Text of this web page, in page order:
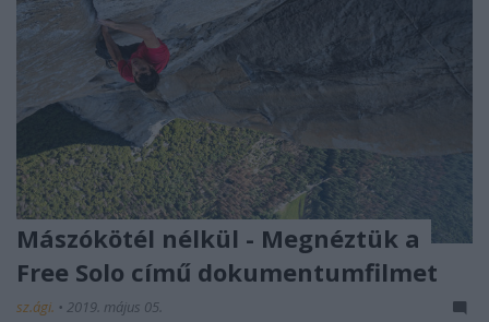
Mászókötél nélkül - Megnéztük a
Free Solo című dokumentumfilmet
sz.ági. • 2019. május 05.